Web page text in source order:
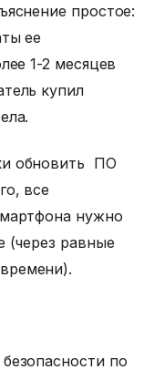
простое:
ее
1-2 месяцев
купил
обновить ПО
все
нужно
(через равные
по